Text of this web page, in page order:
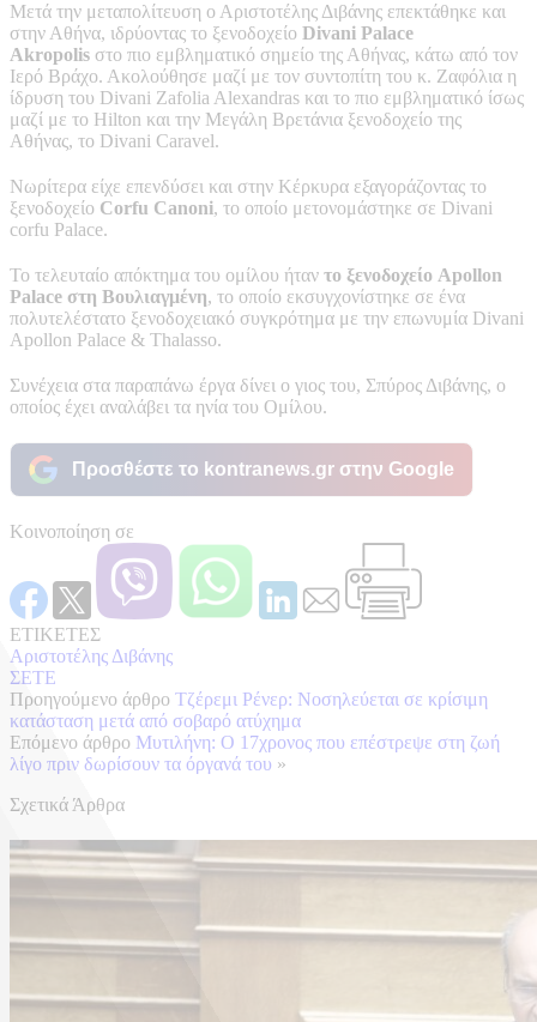
Μετά την μεταπολίτευση ο Αριστοτέλης Διβάνης επεκτάθηκε και
στην Αθήνα, ιδρύοντας το ξενοδοχείο Divani Palace
Akropolis στο πιο εμβληματικό σημείο της Αθήνας, κάτω από τον
Ιερό Βράχο. Ακολούθησε μαζί με τον συντοπίτη του κ. Ζαφόλια η
ίδρυση του Divani Zafolia Alexandras και το πιο εμβληματικό ίσως
μαζί με το Hilton και την Μεγάλη Βρετάνια ξενοδοχείο της
Αθήνας, το Divani Caravel.
Νωρίτερα είχε επενδύσει και στην Κέρκυρα εξαγοράζοντας το
ξενοδοχείο Corfu Canoni, το οποίο μετονομάστηκε σε Divani
corfu Palace.
Το τελευταίο απόκτημα του ομίλου ήταν το ξενοδοχείο Apollon
Palace στη Βουλιαγμένη, το οποίο εκσυγχονίστηκε σε ένα
πολυτελέστατο ξενοδοχειακό συγκρότημα με την επωνυμία Divani
Apollon Palace & Thalasso.
Συνέχεια στα παραπάνω έργα δίνει ο γιος του, Σπύρος Διβάνης, ο
οποίος έχει αναλάβει τα ηνία του Ομίλου.
Προσθέστε το kontranews.gr στην Google
Κοινοποίηση σε
ΕΤΙΚΕΤΕΣ
Αριστοτέλης Διβάνης
ΣΕΤΕ
Προηγούμενο άρθρο Τζέρεμι Ρένερ: Νοσηλεύεται σε κρίσιμη
κατάσταση μετά από σοβαρό ατύχημα
Επόμενο άρθρο Μυτιλήνη: Ο 17χρονος που επέστρεψε στη ζωή
λίγο πριν δωρίσουν τα όργανά του »
Σχετικά Άρθρα